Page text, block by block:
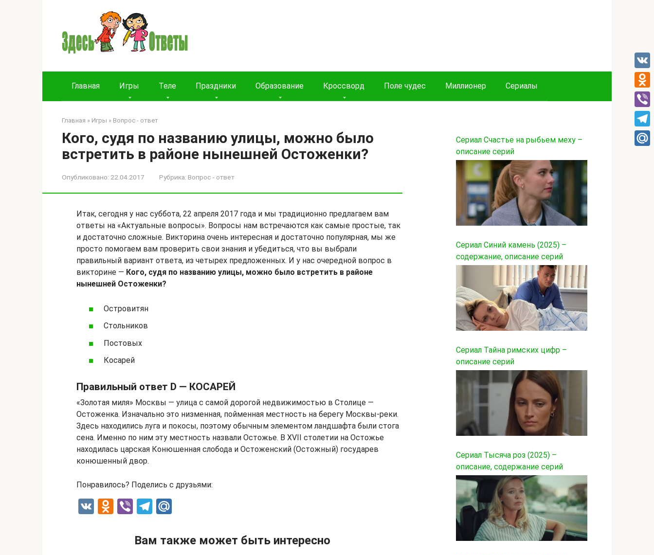
Главная Игры Теле Праздники Образование Кроссворд Поле чудес Миллионер Сериалы
Главная » Игры » Вопрос - ответ
Кого, судя по названию улицы, можно было
встретить в районе нынешней Остоженки?
Опубликовано: 22.04.2017 Рубрика: Вопрос - ответ
Итак, сегодня у нас суббота, 22 апреля 2017 года и мы традиционно предлагаем вам
ответы на «Актуальные вопросы». Вопросы нам встречаются как самые простые, так
и достаточно сложные. Викторина очень интересная и достаточно популярная, мы же
просто помогаем вам проверить свои знания и убедиться, что вы выбрали
правильный вариант ответа, из четырех предложенных. И у нас очередной вопрос в
викторине — Кого, судя по названию улицы, можно было встретить в районе
нынешней Остоженки?
Островитян
Стольников
Постовых
Косарей
Правильный ответ D — КОСАРЕЙ
«Золотая миля» Москвы — улица с самой дорогой недвижимостью в Столице —
Остоженка. Изначально это низменная, пойменная местность на берегу Москвы-реки.
Здесь находились луга и покосы, поэтому обычным элементом ландшафта были стога
сена. Именно по ним эту местность назвали Остожье. В XVII столетии на Остожье
находилась царская Конюшенная слобода и Остоженский (Остожный) государев
конюшенный двор.
Понравилось? Поделись с друзьями:
V
O
Vi
er
T
e
.R
Вам также может быть интересно
Сериал Счастье на рыбьем меху –
описание серий
Сериал Синий камень (2025) –
содержание, описание серий
Сериал Тайна римских цифр –
описание серий
Сериал Тысяча роз (2025) –
описание, содержание серий
VK
Viber